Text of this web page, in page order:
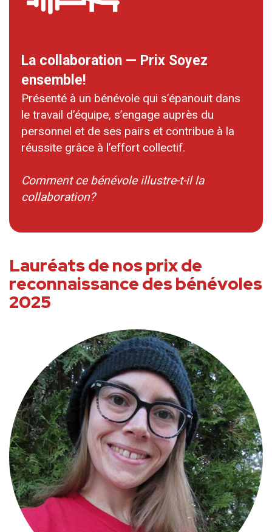
La collaboration — Prix Soyez
ensemble!
Présenté à un bénévole qui s’épanouit dans
le travail d’équipe, s’engage auprès du
personnel et de ses pairs et contribue à la
réussite grâce à l’effort collectif.
Comment ce bénévole illustre-t-il la
collaboration?
Lauréats de nos prix de
reconnaissance des bénévoles
2025